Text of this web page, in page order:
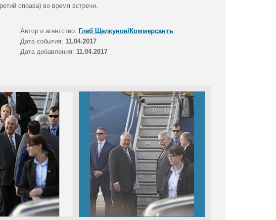
справа) во время встречи.
Автор и агентство: Глеб Щелкунов/Коммерсантъ
Дата события: 11.04.2017
Дата добавления: 11.04.2017